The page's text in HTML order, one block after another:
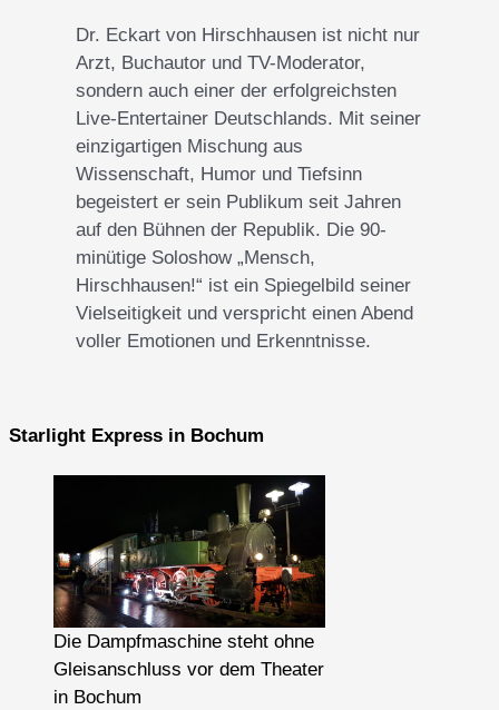
Dr. Eckart von Hirschhausen ist nicht nur
Arzt, Buchautor und TV-Moderator,
sondern auch einer der erfolgreichsten
Live-Entertainer Deutschlands. Mit seiner
einzigartigen Mischung aus
Wissenschaft, Humor und Tiefsinn
begeistert er sein Publikum seit Jahren
auf den Bühnen der Republik. Die 90-
minütige Soloshow „Mensch,
Hirschhausen!“ ist ein Spiegelbild seiner
Vielseitigkeit und verspricht einen Abend
voller Emotionen und Erkenntnisse.
Starlight Express in Bochum
Die Dampfmaschine steht ohne
Gleisanschluss vor dem Theater
in Bochum